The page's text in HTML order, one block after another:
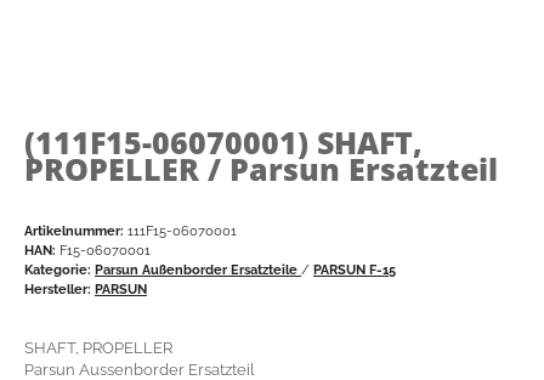
(111F15-06070001) SHAFT,
PROPELLER / Parsun Ersatzteil
Artikelnummer: 111F15-06070001
HAN: F15-06070001
Kategorie: Parsun Außenborder Ersatzteile / PARSUN F-15
Hersteller: PARSUN
SHAFT, PROPELLER
Parsun Aussenborder Ersatzteil